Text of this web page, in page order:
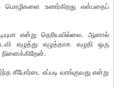
மொழிகளை உணர்கிறது என்பதைப்
என்று தெரியவில்லை. ஆனால்
எழுத்து எழுத்தாக எழுதி ஒரு
கீபோர்டை எப்படி வாங்குவது என்று